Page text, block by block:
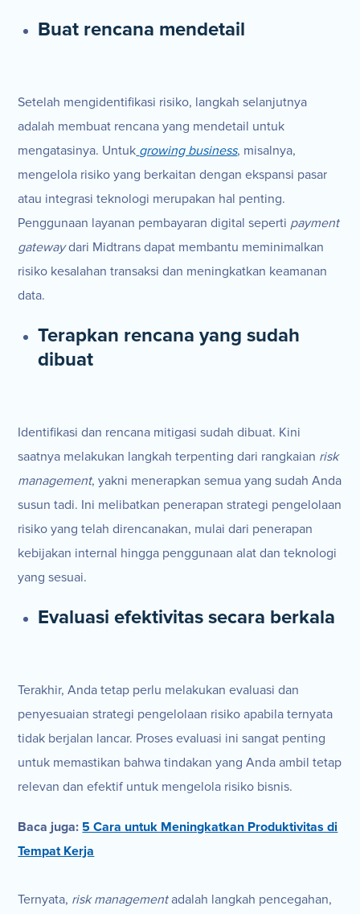
Buat rencana mendetail
Setelah mengidentifikasi risiko, langkah selanjutnya
adalah membuat rencana yang mendetail untuk
mengatasinya. Untuk growing business, misalnya,
mengelola risiko yang berkaitan dengan ekspansi pasar
atau integrasi teknologi merupakan hal penting.
Penggunaan layanan pembayaran digital seperti payment
gatewaydari Midtrans dapat membantu meminimalkan
risiko kesalahan transaksi dan meningkatkan keamanan
data.
Terapkan rencana yang sudah
dibuat
Identifikasi dan rencana mitigasi sudah dibuat. Kini
saatnya melakukan langkah terpenting dari rangkaian risk
management, yakni menerapkan semua yang sudah Anda
susun tadi. Ini melibatkan penerapan strategi pengelolaan
risiko yang telah direncanakan, mulai dari penerapan
kebijakan internal hingga penggunaan alat dan teknologi
yang sesuai.
Evaluasi efektivitas secara berkala
Terakhir, Anda tetap perlu melakukan evaluasi dan
penyesuaian strategi pengelolaan risiko apabila ternyata
tidak berjalan lancar. Proses evaluasi ini sangat penting
untuk memastikan bahwa tindakan yang Anda ambil tetap
relevan dan efektif untuk mengelola risiko bisnis.
Baca juga: 5 Cara untuk Meningkatkan Produktivitas di
Tempat Kerja
Ternyata, risk managementadalah langkah pencegahan,